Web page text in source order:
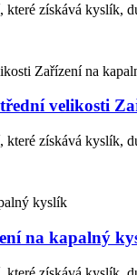
které získává kyslík,
velikosti
které získává kyslík,
na kapalný